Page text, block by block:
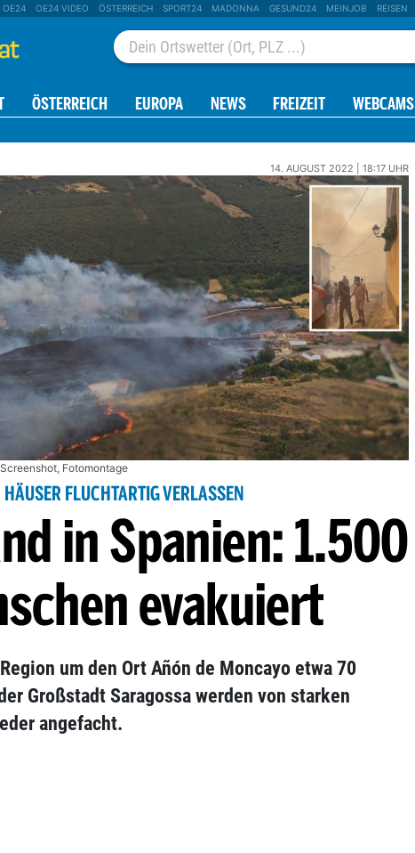
OE24 OE24 VIDEO ÖSTERREICH SPORT24 MADONNA GESUND24 MEINJOB REISEN
ÖSTERREICH EUROPA NEWS FREIZEIT WEBCAMS
14. AUGUST 2022 | 18:17 UHR
Fotomontage
HÄUSER FLUCHTARTIG VERLASSEN
in Spanien: 1.500
evakuiert
um den Ort Añón de Moncayo etwa 70
Großstadt Saragossa werden von starken
angefacht.